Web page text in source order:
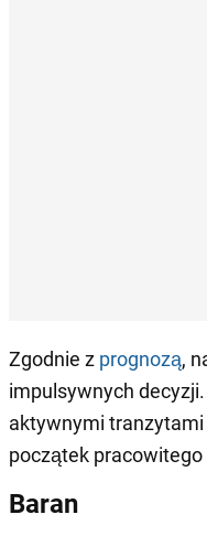
Zgodnie z prognozą,
impulsywnych decyzji.
aktywnymi
początek
Baran